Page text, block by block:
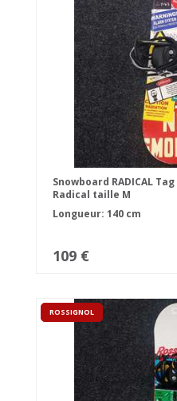
Snowboard RADICAL
Radical taille M
Longueur: 140 cm
109 €
ROSSIGNOL